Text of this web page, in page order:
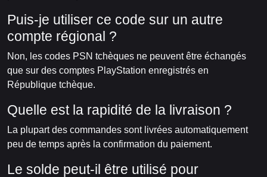
Puis-je utiliser ce code sur un autre
compte régional ?
Non, les codes PSN tchèques ne peuvent être échangés
que sur des comptes PlayStation enregistrés en
République tchèque.
Quelle est la rapidité de la livraison ?
La plupart des commandes sont livrées automatiquement
peu de temps après la confirmation du paiement.
Le solde peut-il être utilisé pour